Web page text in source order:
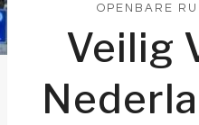
OPENBARE
Veilig